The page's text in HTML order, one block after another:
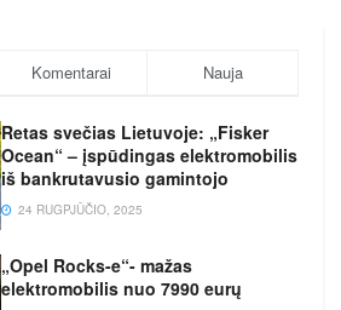
Komentarai Nauja
Retas svečias Lietuvoje: „Fisker
Ocean“ – įspūdingas elektromobilis
iš bankrutavusio gamintojo
24 RUGPJŪČIO, 2025
„Opel Rocks-e“- mažas
elektromobilis nuo 7990 eurų